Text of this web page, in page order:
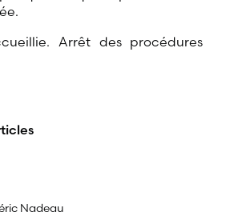
Arrêt des procédures
Nadeau